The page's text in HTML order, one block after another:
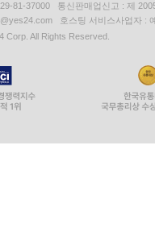
81-37000 통신판매업신고 : 제
호스팅 서비스사업자 :
Corp. All Rights Reserved.